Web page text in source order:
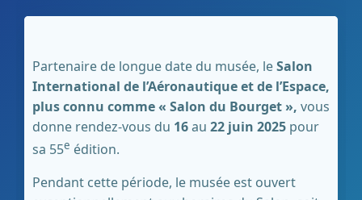
Partenaire de longue date du musée, leSalon
International de l’Aéronautique et de l’Espace,
plus connu comme « Salon du Bourget », vous
donne rendez-vous du 16au 22 juin 2025 pour
sa 55e édition.
Pendant cette période, le musée est ouvert